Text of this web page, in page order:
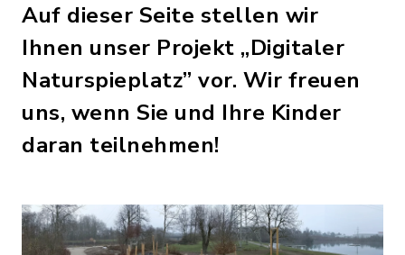
Auf dieser Seite stellen wir
Ihnen unser Projekt „Digitaler
Naturspieplatz” vor. Wir freuen
uns, wenn Sie und Ihre Kinder
daran teilnehmen!